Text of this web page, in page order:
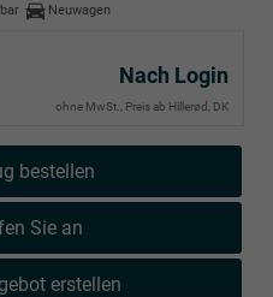
Neuwagen
Nach Login
ohne MwSt., Preis ab Hillerød, DK
bestellen
Sie an
erstellen